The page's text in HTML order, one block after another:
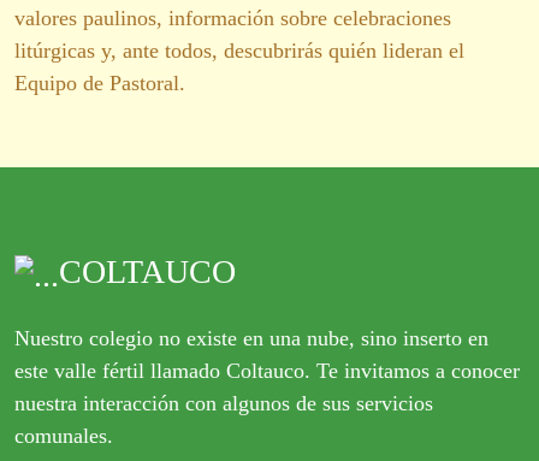
valores paulinos, información sobre celebraciones
litúrgicas y, ante todos, descubrirás quién lideran el
Equipo de Pastoral.
COLTAUCO
Nuestro colegio no existe en una nube, sino inserto en
este valle fértil llamado Coltauco. Te invitamos a conocer
nuestra interacción con algunos de sus servicios
comunales.